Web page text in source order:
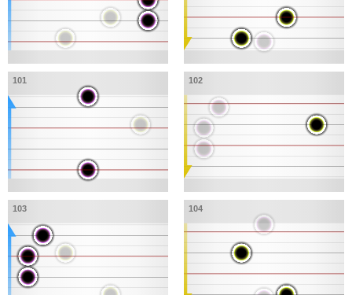
101 102
103 104